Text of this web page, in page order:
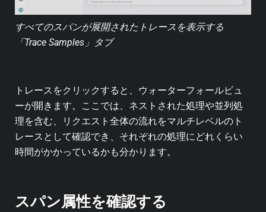
すべてのスパンが展開されたトレースを表示する
「Trace Samples」タブ
トレースをクリックすると、ウォーターフォールビュ
ーが開きます。ここでは、ネストされた処理や並列処
理を含む、リクエスト全体の流れをマルチレベルのト
レースとして確認でき、それぞれの処理にどれくらい
時間がかかっているかも分かります。
スパン属性を確認する